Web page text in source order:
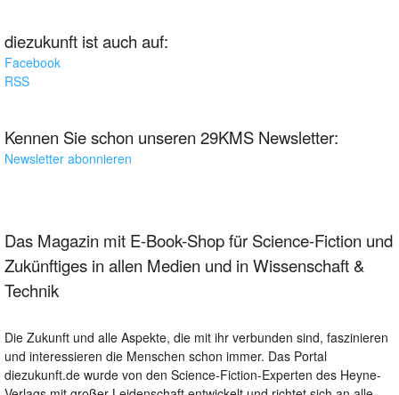
diezukunft ist auch auf:
Facebook
RSS
Kennen Sie schon unseren 29KMS Newsletter:
Newsletter abonnieren
Das Magazin mit E-Book-Shop für Science-Fiction und
Zukünftiges in allen Medien und in Wissenschaft &
Technik
Die Zukunft und alle Aspekte, die mit ihr verbunden sind, faszinieren
und interessieren die Menschen schon immer. Das Portal
diezukunft.de wurde von den Science-Fiction-Experten des Heyne-